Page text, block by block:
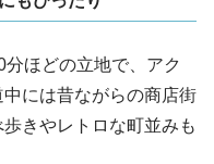
ほどの立地で、アク
には昔ながらの商店街
きやレトロな町並みも